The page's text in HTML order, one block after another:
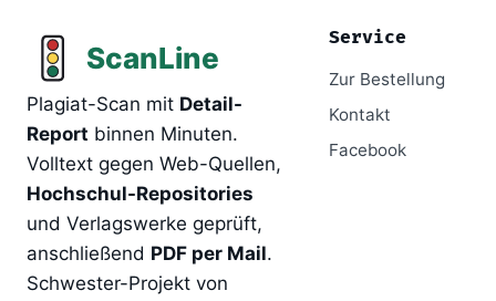
Plagiat-Scan mit Detail-
Report binnen Minuten.
Volltext gegen Web-Quellen,
Hochschul-Repositories
und Verlagswerke geprüft,
anschließend PDF per Mail.
Schwester-Projekt von
Service
Zur Bestellung
Kontakt
Facebook